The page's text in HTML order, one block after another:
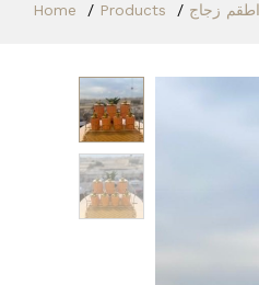
Home Products اطقم زجاج